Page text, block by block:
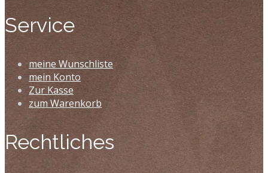
Service
meine Wunschliste
mein Konto
Zur Kasse
zum Warenkorb
Rechtliches